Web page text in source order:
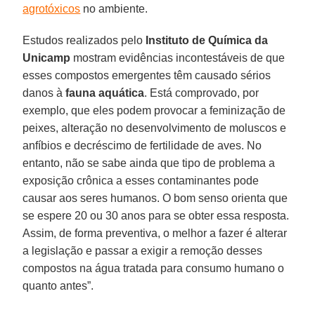
agrotóxicos no ambiente.
Estudos realizados pelo Instituto de Química da
Unicamp mostram evidências incontestáveis de que
esses compostos emergentes têm causado sérios
danos àfauna aquática. Está comprovado, por
exemplo, que eles podem provocar a feminização de
peixes, alteração no desenvolvimento de moluscos e
anfíbios e decréscimo de fertilidade de aves. No
entanto, não se sabe ainda que tipo de problema a
exposição crônica a esses contaminantes pode
causar aos seres humanos. O bom senso orienta que
se espere 20 ou 30 anos para se obter essa resposta.
Assim, de forma preventiva, o melhor a fazer é alterar
a legislação e passar a exigir a remoção desses
compostos na água tratada para consumo humano o
quanto antes”.